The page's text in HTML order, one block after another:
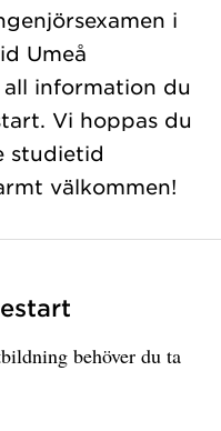
i
Umeå
information du
Vi hoppas du
studietid
välkommen!
behöver du ta